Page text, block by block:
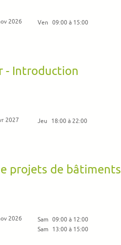
2026 Ven 09:00 à 15:00
- Introduction
2027 Jeu 18:00 à 22:00
projets de bâtiments
2026 Sam 09:00 à 12:00
Sam 13:00 à 15:00